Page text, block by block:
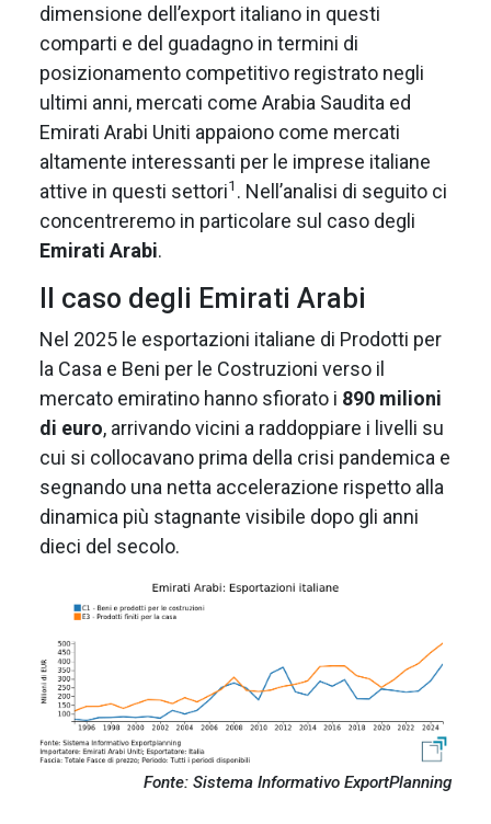
dimensione dell’export italiano in questi
comparti e del guadagno in termini di
posizionamento competitivo registrato negli
ultimi anni, mercati come Arabia Saudita ed
Emirati Arabi Uniti appaiono come mercati
altamente interessanti per le imprese italiane
attive in questi settori1 . Nell’analisi di seguito ci
concentreremo in particolare sul caso degli
Emirati Arabi.
Il caso degli Emirati Arabi
Nel 2025 le esportazioni italiane di Prodotti per
la Casa e Beni per le Costruzioni verso il
mercato emiratino hanno sfiorato i 890 milioni
di euro, arrivando vicini a raddoppiare i livelli su
cui si collocavano prima della crisi pandemica e
segnando una netta accelerazione rispetto alla
dinamica più stagnante visibile dopo gli anni
dieci del secolo.
Fonte: Sistema Informativo ExportPlanning